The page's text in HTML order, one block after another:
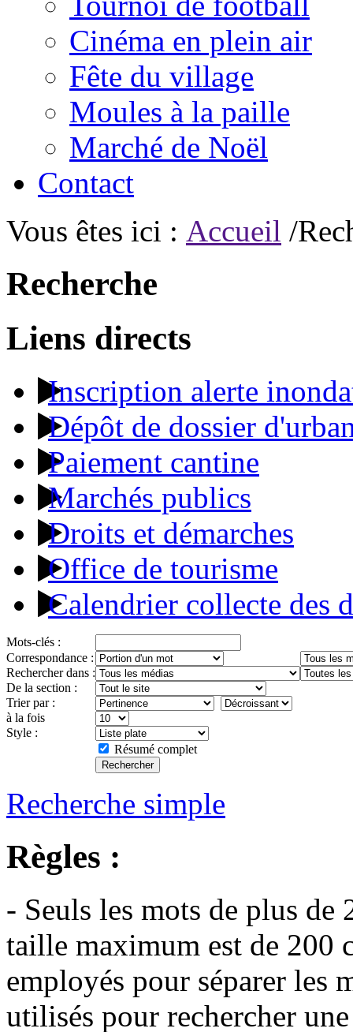
Cinéma en plein air
Fête du village
Moules à la paille
Marché de Noël
Contact
Vous êtes ici : Accueil /
Recherche
Liens directs
Inscription alerte
Dépôt de dossier
Paiement cantine
Marchés publics
Droits et démarches
Office de tourisme
Calendrier collecte des
Mots-clés :
Correspondance :
Rechercher dans :
De la section :
Trier par :
à la fois
Style :
Résumé complet
Recherche simple
Règles :
- Seuls les mots de plus de
taille maximum est de 200
employés pour séparer les
utilisés pour rechercher